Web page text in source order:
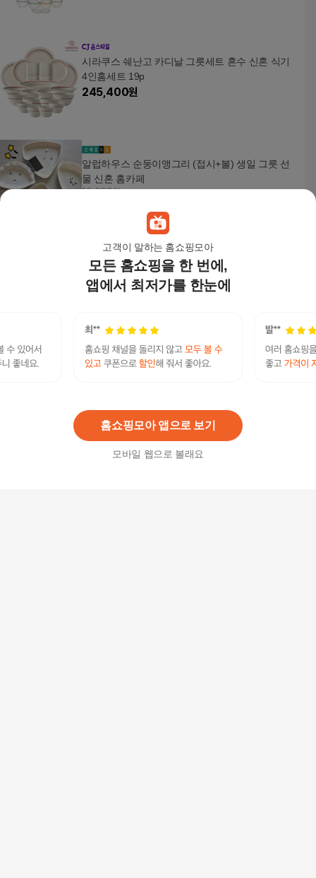
고객이 말하는 홈쇼핑모아
모든 홈쇼핑을 한 번에,
앱에서 최저가를 한눈에
홈쇼핑모아 앱으로 보기
모바일 웹으로 볼래요
시라쿠스 쉐난고 카디날 그릇세트 혼수 신혼 식기
4인홈세트 19p
245,400원
알럽하우스 순둥이앵그리 (접시+볼) 생일 그릇 선
물 신혼 홈카페
19,900원
예쁜 장미 도자기 밥공기 5p세트 공기 그릇 신혼부
부 혼수 집들이선물
25,700 원
[롯데백화점][한국도자기]본차이나 블루스케치 2인